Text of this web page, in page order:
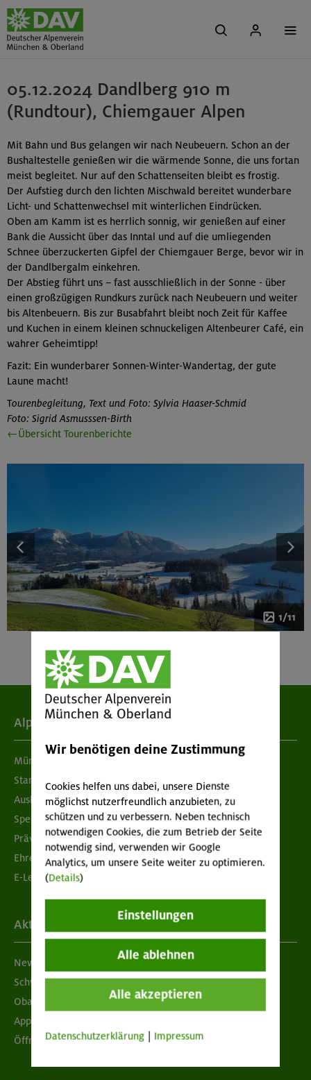
05.12.2024 Dandlberg 910 m
(Rundtour), Chiemgauer Alpen
Mit Bahn und Bus gelangen wir nach Neubeuern. Schon an der
Bushaltestelle genießen wir die wärmende Sonne, die uns fortan
meist begleitet. Nur auf den Schattenseiten bleibt es frostig.
Der Aufstieg durch den lichten Mischwald bereitet wunderbare
Licht- und Schattenwechsel mit winterlichen Eindrücken.
Oben am Kamm ist es herrlich sonnig, wir genießen auf einer
Bank die Aussicht über das Inntal und auf die umliegenden
Schnee überzuckerten Gipfel der Chiemgauer Berge, bevor wir in
der Dandlbergalm einkehren.
Der Abstieg führt uns – fast ausschließlich in der Sonne - über
einen großzügigen Rundkurs zurück nach Neubeuern und weiter
bis Altenbeuern. Bis zur Busabfahrt bleibt noch Zeit für Kaffee
und Kuchen in einem kleinen schnuckeligen Altenbeurer Café, ein
wahrer Geheimtipp!
Fazit: Ein wunderbarer Sonnen-Winter-Wandertag, der gute
Laune macht!
Tourenbegleitung, Text und Foto: Sylvia Haaser-Schmid
Foto: Sigrid Asmusssen-Birth
←Übersicht Tourenberichte
1/11
Alpenverein
München & Oberland
Standorte
Ausbildung & Jobs
Spenden
Prävention sexualisierter Gewalt
Ehrenamtsbörse
E-Learning
Aktuelles
Newsletter
Schwarzes Brett
Obacht geben!
App "Mein DAV+"
Öffnungszeiten
Wir benötigen deine Zustimmung
Cookies helfen uns dabei, unsere Dienste
möglichst nutzerfreundlich anzubieten, zu
schützen und zu verbessern. Neben technisch
notwendigen Cookies, die zum Betrieb der Seite
notwendig sind, verwenden wir Google
Analytics, um unsere Seite weiter zu optimieren.
(Details)
Einstellungen
Alle ablehnen
Alle akzeptieren
Datenschutzerklärung Impressum